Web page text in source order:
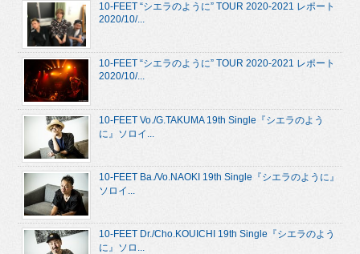
10-FEET “シエラのように” TOUR 2020-2021 レポート
2020/10/...
10-FEET “シエラのように” TOUR 2020-2021 レポート
2020/10/...
10-FEET Vo./G.TAKUMA 19th Single『シエラのよう
に』ソロイ...
10-FEET Ba./Vo.NAOKI 19th Single『シエラのように』
ソロイ...
10-FEET Dr./Cho.KOUICHI 19th Single『シエラのよう
に』ソロ...